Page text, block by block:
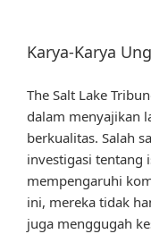
Karya-Karya
The Salt Lake
dalam menyajikan
berkualitas. Salah
investigasi tentang
mempengaruhi
ini, mereka tidak
juga menggugah